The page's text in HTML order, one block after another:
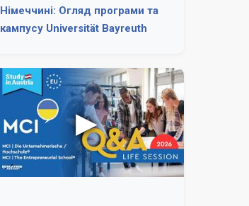
Німеччині: Огляд програми та
кампусу Universität Bayreuth